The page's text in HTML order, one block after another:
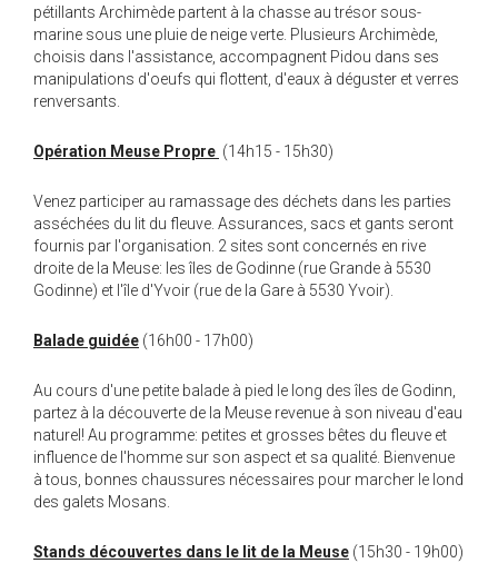
pétillants Archimède partent à la chasse au trésor sous-
marine sous une pluie de neige verte. Plusieurs Archimède,
choisis dans l'assistance, accompagnent Pidou dans ses
manipulations d'oeufs qui flottent, d'eaux à déguster et verres
renversants.
Opération Meuse Propre (14h15 - 15h30)
Venez participer au ramassage des déchets dans les parties
asséchées du lit du fleuve. Assurances, sacs et gants seront
fournis par l'organisation. 2 sites sont concernés en rive
droite de la Meuse: les îles de Godinne (rue Grande à 5530
Godinne) et l'île d'Yvoir (rue de la Gare à 5530 Yvoir).
Balade guidée (16h00 - 17h00)
Au cours d'une petite balade à pied le long des îles de Godinn,
partez à la découverte de la Meuse revenue à son niveau d'eau
naturel! Au programme: petites et grosses bêtes du fleuve et
influence de l'homme sur son aspect et sa qualité. Bienvenue
à tous, bonnes chaussures nécessaires pour marcher le lond
des galets Mosans.
Stands découvertes dans le lit de la Meuse (15h30 - 19h00)